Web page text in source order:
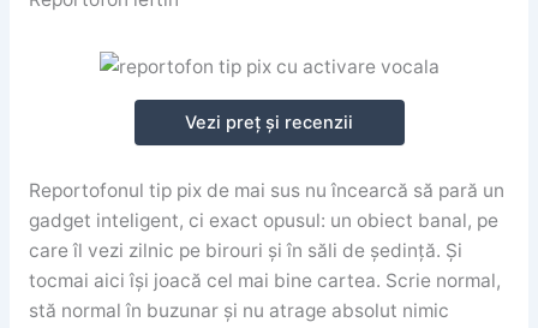
Vezi preț și recenzii
Reportofonul tip pix de mai sus nu încearcă să pară un
gadget inteligent, ci exact opusul: un obiect banal, pe
care îl vezi zilnic pe birouri și în săli de ședință. Și
tocmai aici își joacă cel mai bine cartea. Scrie normal,
stă normal în buzunar și nu atrage absolut nimic